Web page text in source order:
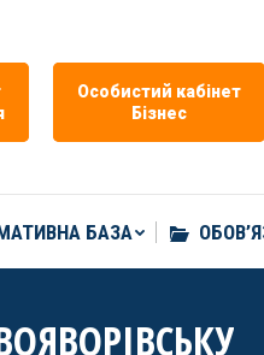
Особистий кабiнет
Бізнес
БАЗА